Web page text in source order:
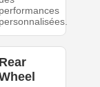
performances
personnalisées.
Rear